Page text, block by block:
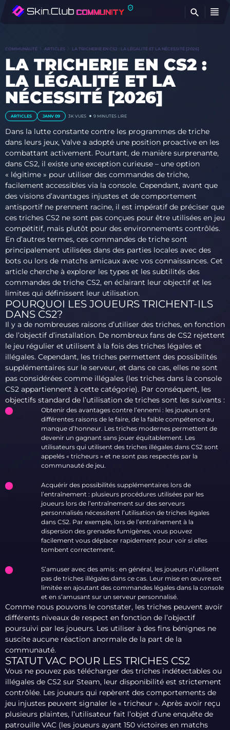
COMMUNAUTÉ ARTICLES LA TRICHERIE EN CS2 : LA LÉGALITÉ ET LA NÉCESSITÉ [2026]
LA TRICHERIE EN CS2 :
LA LÉGALITÉ ET LA
NÉCESSITÉ [2026]
ARTICLES JANV 09 3K VUES 9 MINUTES LIRE
Dans la lutte constante contre les programmes de triche
dans leurs jeux, Valve a adopté une position proactive en les
combattant activement. Pourtant, de manière surprenante,
dans CS2, il existe une exception curieuse – une option
« légitime » pour utiliser des commandes de triche,
facilement accessibles via la console. Cependant, avant que
des visions d’avantages injustes et de comportement
antisportif ne prennent racine, il est impératif de préciser que
ces triches CS2 ne sont pas conçues pour être utilisées en jeu
compétitif, mais plutôt pour des environnements contrôlés.
En d’autres termes, ces commandes de triche sont
principalement utilisées dans des parties locales avec des
bots ou lors de matchs amicaux avec vos connaissances. Cet
article cherche à explorer les types et les subtilités des
commandes de triche CS2, en éclairant leur objectif et les
limites qui définissent leur utilisation.
POURQUOI LES JOUEURS TRICHENT-ILS
DANS CS2?
Il y a de nombreuses raisons d’utiliser des triches, en fonction
de l’objectif d’installation. De nombreux fans de CS2 rejettent
le jeu régulier et utilisent à la fois des triches légales et
illégales. Cependant, les triches permettent des possibilités
supplémentaires sur le serveur, et dans ce cas, elles ne sont
pas considérées comme illégales (les triches dans la console
CS2 appartiennent à cette catégorie). Par conséquent, les
objectifs standard de l’utilisation de triches sont les suivants :
Obtenir des avantages contre l’ennemi : les joueurs ont
différentes raisons de le faire, de la faible compétence au
manque d’honneur. Les triches modernes permettent de
devenir un gagnant sans jouer équitablement. Les
utilisateurs qui utilisent des triches illégales dans CS2 sont
appelés « tricheurs » et ne sont pas respectés par la
communauté de jeu.
Acquérir des possibilités supplémentaires lors de
l’entraînement : plusieurs procédures utilisées par les
joueurs lors de l’entraînement sur des serveurs
personnalisés nécessitent l’utilisation de triches légales
dans CS2. Par exemple, lors de l’entraînement à la
dispersion des grenades fumigènes, vous pouvez
facilement vous déplacer rapidement pour voir si elles
tombent correctement.
S’amuser avec des amis : en général, les joueurs n’utilisent
pas de triches illégales dans ce cas. Leur mise en œuvre est
limitée en ajoutant des commandes légales dans la console
et en s’amusant sur un serveur personnalisé.
Comme nous pouvons le constater, les triches peuvent avoir
différents niveaux de respect en fonction de l’objectif
poursuivi par les joueurs. Les utiliser à des fins bénignes ne
suscite aucune réaction anormale de la part de la
communauté.
STATUT VAC POUR LES TRICHES CS2
Vous ne pouvez pas télécharger des triches indétectables ou
illégales de CS2 sur Steam, leur disponibilité est strictement
contrôlée. Les joueurs qui repèrent des comportements de
jeu injustes peuvent signaler le « tricheur ». Après avoir reçu
plusieurs plaintes, l’utilisateur fait l’objet d’une enquête de
patrouille VAC (les joueurs ayant 150 victoires en matchs